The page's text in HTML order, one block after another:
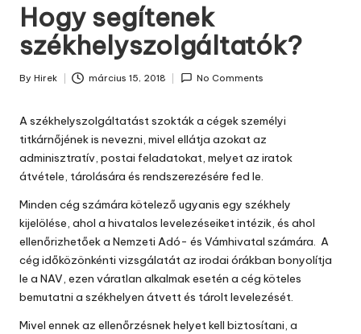
Hogy segítenek
székhelyszolgáltatók?
Posted
By Hirek március 15, 2018 No Comments
A székhelyszolgáltatást szokták a cégek személyi
titkárnőjének is nevezni, mivel ellátja azokat az
adminisztratív, postai feladatokat, melyet az iratok
átvétele, tárolására és rendszerezésére fed le.
Minden cég számára kötelező ugyanis egy székhely
kijelölése, ahol a hivatalos levelezéseiket intézik, és ahol
ellenőrizhetőek a Nemzeti Adó- és Vámhivatal számára. A
cég időközönkénti vizsgálatát az irodai órákban bonyolítja
le a NAV, ezen váratlan alkalmak esetén a cég köteles
bemutatni a székhelyen átvett és tárolt levelezését.
Mivel ennek az ellenőrzésnek helyet kell biztosítani, a